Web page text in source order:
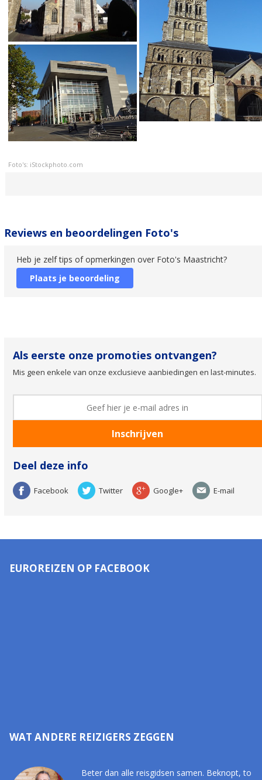
Foto's: iStockphoto.com
Reviews en beoordelingen Foto's
Heb je zelf tips of opmerkingen over Foto's Maastricht?
Plaats je beoordeling
Als eerste onze promoties ontvangen?
Mis geen enkele van onze exclusieve aanbiedingen en last-minutes.
Deel deze info
Facebook Twitter Google+ E-mail
EUROREIZEN OP FACEBOOK
WAT ANDERE REIZIGERS ZEGGEN
Beter dan alle reisgidsen samen. Beknopt, to